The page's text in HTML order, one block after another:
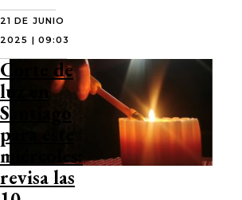
21 DE JUNIO
2025 | 09:03
Corte de
luz en
Santiago
para este
miércoles:
revisa las